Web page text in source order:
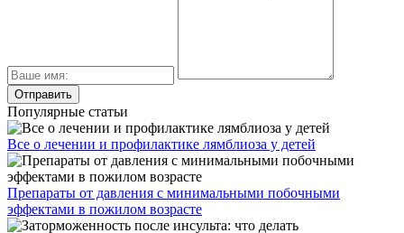
Популярные статьи
Все о лечении и профилактике лямблиоза у детей
Препараты от давления с минимальными побочными
эффектами в пожилом возрасте